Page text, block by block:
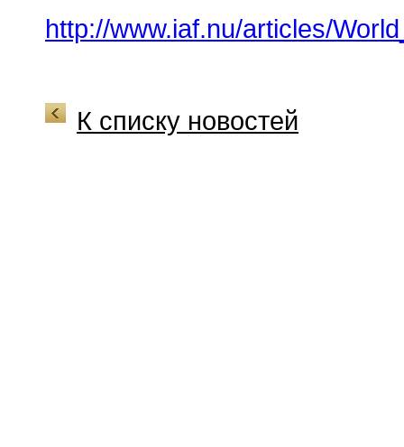
http://www.iaf.nu/articles/
К списку новостей